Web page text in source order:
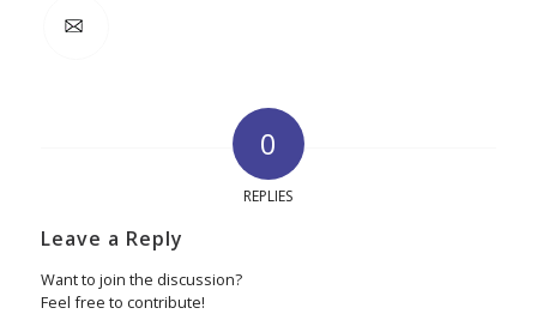
0
REPLIES
Leave a Reply
Want to join the discussion?
Feel free to contribute!